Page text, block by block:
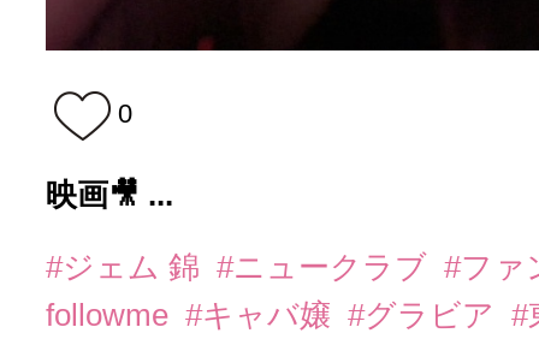
0
映画🎥 ...
#ジェム 錦 #ニュークラブ #ファ
followme #キャバ嬢 #グラビア
#